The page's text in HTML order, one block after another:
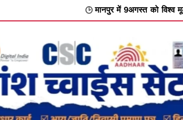
मानपुर में 9अगस्त को विश्व मूलनिवासी अधि...